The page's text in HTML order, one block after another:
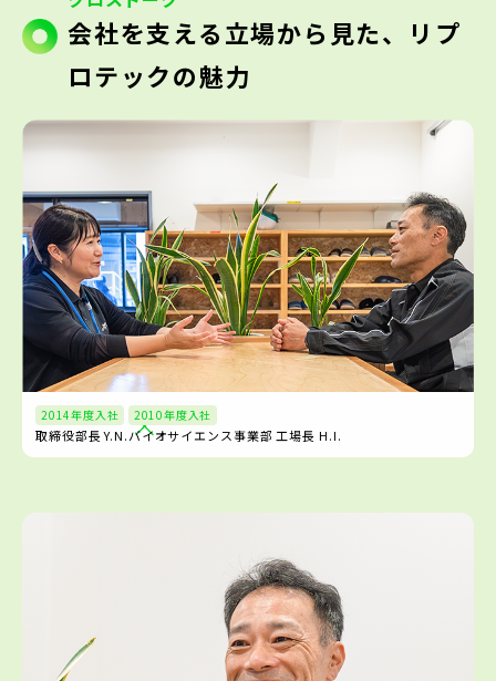
会社を支える立場から見た、リプ
ロテックの魅力
2014年度入社
取締役部長 Y.N.
2010年度入社
バイオサイエンス事業部 工場長 H.I.